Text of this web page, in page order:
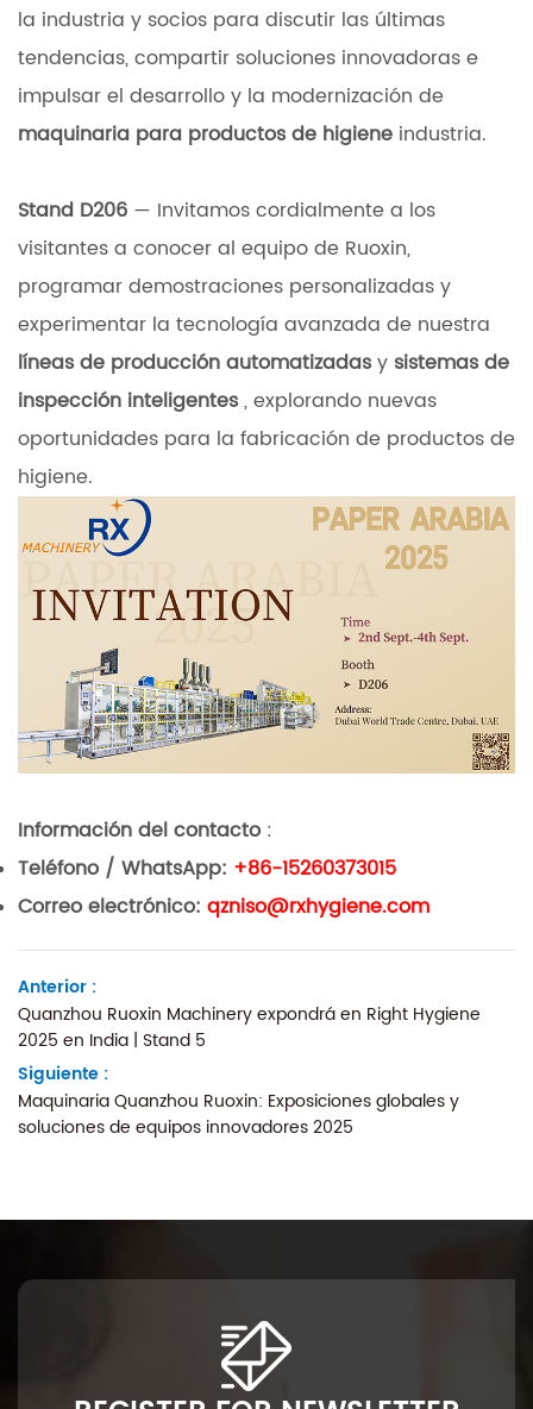
la industria y socios para discutir las últimas
tendencias, compartir soluciones innovadoras e
impulsar el desarrollo y la modernización de
maquinaria para productos de higiene industria.
Stand D206 — Invitamos cordialmente a los
visitantes a conocer al equipo de Ruoxin,
programar demostraciones personalizadas y
experimentar la tecnología avanzada de nuestra
líneas de producción automatizadasy sistemas de
inspección inteligentes, explorando nuevas
oportunidades para la fabricación de productos de
higiene.
Información del contacto :
Teléfono / WhatsApp: +86-15260373015
Correo electrónico: qzniso@rxhygiene.com
Anterior :
Quanzhou Ruoxin Machinery expondrá en Right Hygiene
2025 en India | Stand 5
Siguiente :
Maquinaria Quanzhou Ruoxin: Exposiciones globales y
soluciones de equipos innovadores 2025